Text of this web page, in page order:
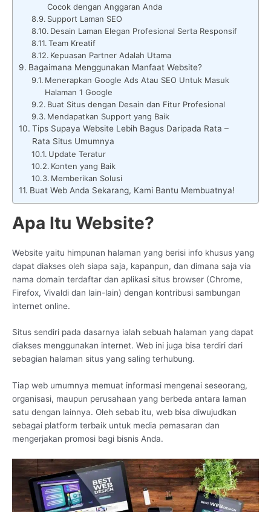
Cocok dengan Anggaran Anda
Support Laman SEO
Desain Laman Elegan Profesional Serta Responsif
Team Kreatif
Kepuasan Partner Adalah Utama
Bagaimana Menggunakan Manfaat Website?
Menerapkan Google Ads Atau SEO Untuk Masuk
Halaman 1 Google
Buat Situs dengan Desain dan Fitur Profesional
Mendapatkan Support yang Baik
Tips Supaya Website Lebih Bagus Daripada Rata –
Rata Situs Umumnya
Update Teratur
Konten yang Baik
Memberikan Solusi
Buat Web Anda Sekarang, Kami Bantu Membuatnya!
Apa Itu Website?
Website yaitu himpunan halaman yang berisi info khusus yang
dapat diakses oleh siapa saja, kapanpun, dan dimana saja via
nama domain terdaftar dan aplikasi situs browser (Chrome,
Firefox, Vivaldi dan lain-lain) dengan kontribusi sambungan
internet online.
Situs sendiri pada dasarnya ialah sebuah halaman yang dapat
diakses menggunakan internet. Web ini juga bisa terdiri dari
sebagian halaman situs yang saling terhubung.
Tiap web umumnya memuat informasi mengenai seseorang,
organisasi, maupun perusahaan yang berbeda antara laman
satu dengan lainnya. Oleh sebab itu, web bisa diwujudkan
sebagai platform terbaik untuk media pemasaran dan
mengerjakan promosi bagi bisnis Anda.